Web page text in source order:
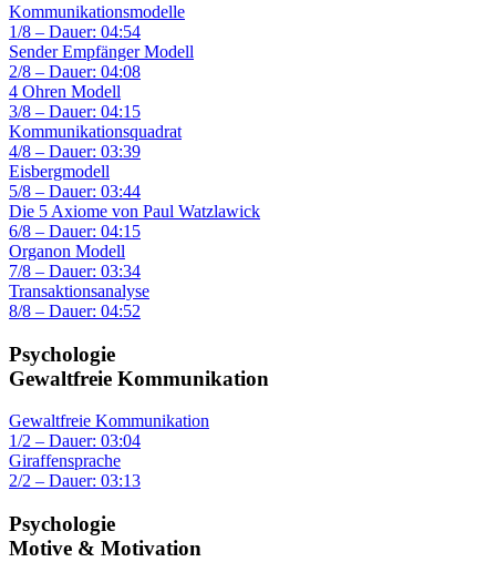
Kommunikationsmodelle
1/8 – Dauer: 04:54
Sender Empfänger Modell
2/8 – Dauer: 04:08
4 Ohren Modell
3/8 – Dauer: 04:15
Kommunikationsquadrat
4/8 – Dauer: 03:39
Eisbergmodell
5/8 – Dauer: 03:44
Die 5 Axiome von Paul Watzlawick
6/8 – Dauer: 04:15
Organon Modell
7/8 – Dauer: 03:34
Transaktionsanalyse
8/8 – Dauer: 04:52
Psychologie
Gewaltfreie Kommunikation
Gewaltfreie Kommunikation
1/2 – Dauer: 03:04
Giraffensprache
2/2 – Dauer: 03:13
Psychologie
Motive & Motivation